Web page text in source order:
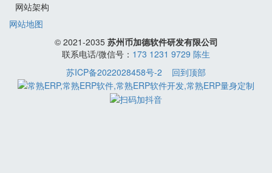
网站架构
网站地图
© 2021-2035 苏州币加德软件研发有限公司
联系电话/微信号： 173 1231 9729 陈生
苏ICP备2022028458号-2
回到顶部